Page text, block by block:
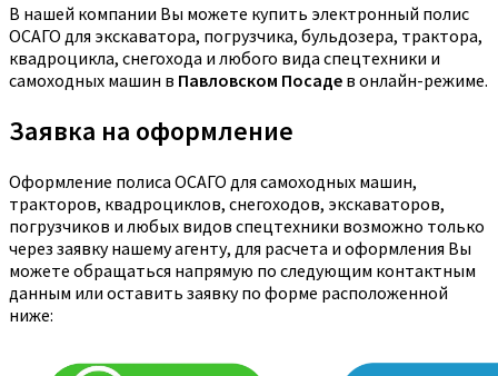
В нашей компании Вы можете купить электронный полис
ОСАГО для экскаватора, погрузчика, бульдозера, трактора,
квадроцикла, снегохода и любого вида спецтехники и
самоходных машин в Павловском Посаде в онлайн-режиме.
Заявка на оформление
Оформление полиса ОСАГО для самоходных машин,
тракторов, квадроциклов, снегоходов, экскаваторов,
погрузчиков и любых видов спецтехники возможно только
через заявку нашему агенту, для расчета и оформления Вы
можете обращаться напрямую по следующим контактным
данным или оставить заявку по форме расположенной
ниже: